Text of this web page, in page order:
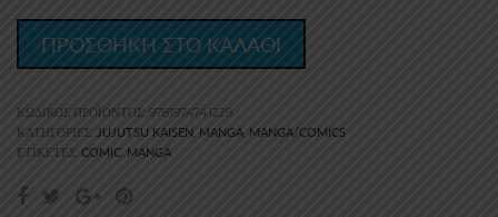
ΠΡΟΣΘΗΚΗ ΣΤΟ ΚΑΛΑΘΙ
ΚΩΔΙΚΌΣ ΠΡΟΪΌΝΤΟΣ: 9781974741229
ΚΑΤΗΓΟΡΊΕΣ: JUJUTSU KAISEN, MANGA, MANGA/COMICS
ΕΤΙΚΈΤΕΣ: COMIC, MANGA